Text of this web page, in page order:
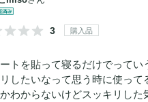
3 購入品
トを貼って寝るだけでってい
したいなって思う時に使って
わからないけどスッキリした